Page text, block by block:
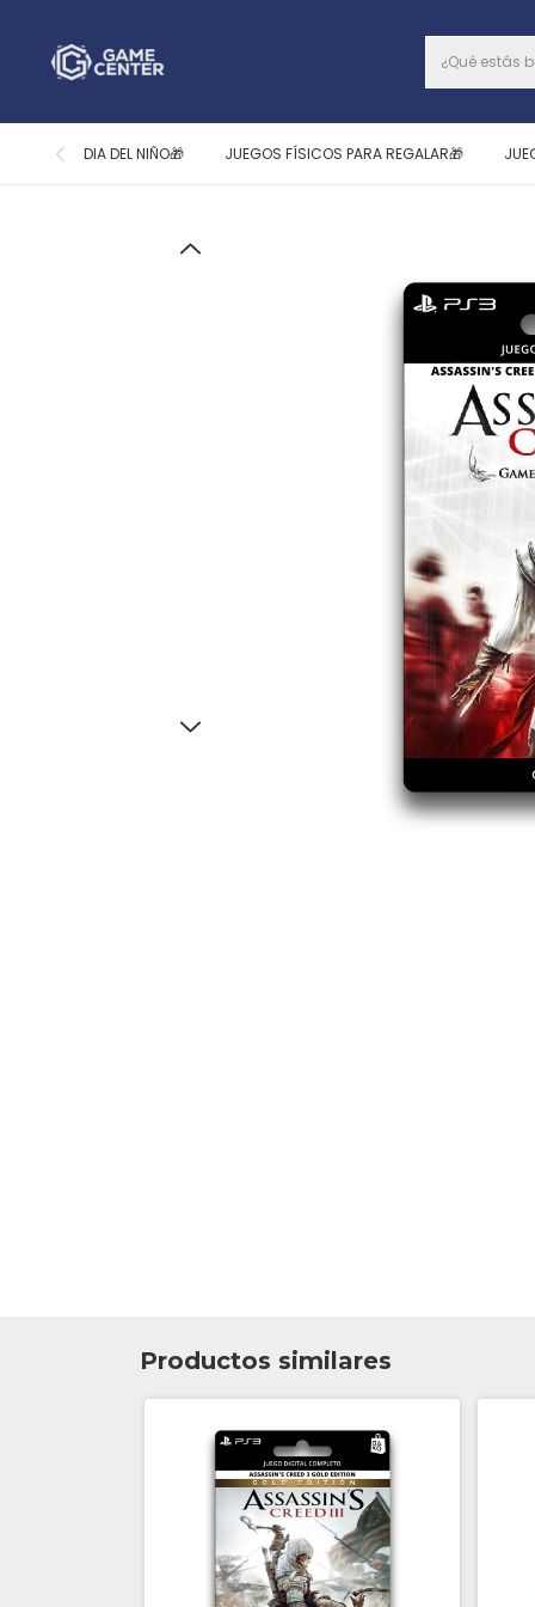
DIA DEL NIÑO🎁 JUEGOS FÍSICOS PARA REGALAR🎁
Productos similares